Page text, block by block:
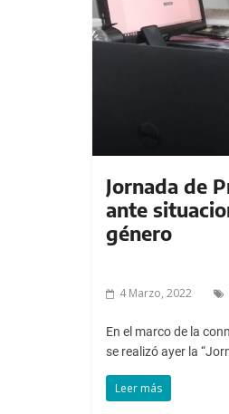
Jornada de
ante
género
4 Marzo, 2022
En el marco de la
se realizó ayer la
Leer más